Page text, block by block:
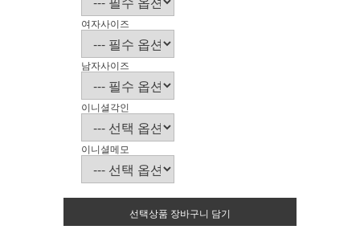
여자사이즈
남자사이즈
이니셜각인
이니셜메모
선택상품 장바구니 담기